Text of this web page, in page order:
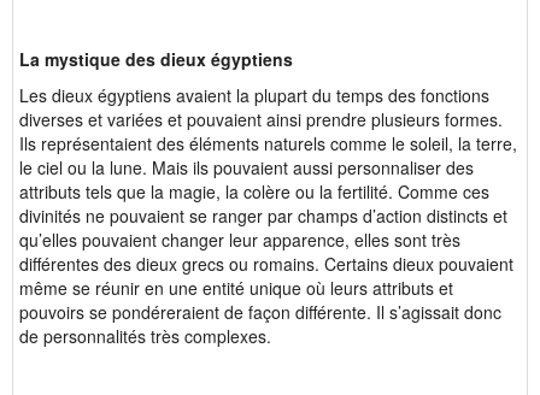
La mystique des dieux égyptiens
Les dieux égyptiens avaient la plupart du temps des fonctions
diverses et variées et pouvaient ainsi prendre plusieurs formes.
Ils représentaient des éléments naturels comme le soleil, la terre,
le ciel ou la lune. Mais ils pouvaient aussi personnaliser des
attributs tels que la magie, la colère ou la fertilité. Comme ces
divinités ne pouvaient se ranger par champs d’action distincts et
qu’elles pouvaient changer leur apparence, elles sont très
différentes des dieux grecs ou romains. Certains dieux pouvaient
même se réunir en une entité unique où leurs attributs et
pouvoirs se pondéreraient de façon différente. Il s’agissait donc
de personnalités très complexes.